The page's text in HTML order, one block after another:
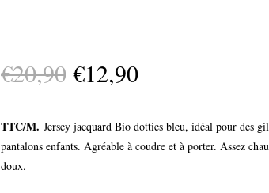
€20,90 €12,90
TTC/M. Jersey jacquard Bio dotties bleu, idéal pour des
pantalons enfants. Agréable à coudre et à porter. Assez
doux.